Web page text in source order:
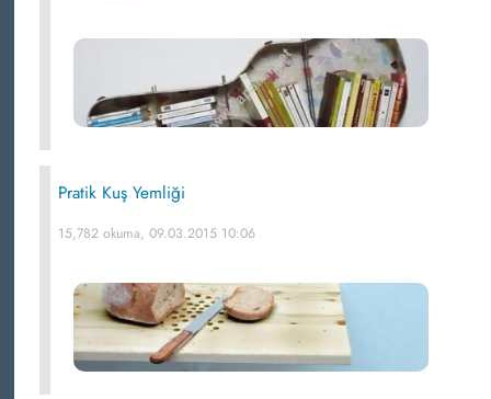
Pratik Kuş Yemliği
15,782 okuma, 09.03.2015 10:06